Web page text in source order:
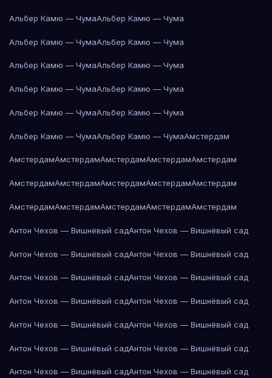
Альбер Камю — ЧумаАльбер Камю — Чума
Альбер Камю — ЧумаАльбер Камю — Чума
Альбер Камю — ЧумаАльбер Камю — Чума
Альбер Камю — ЧумаАльбер Камю — Чума
Альбер Камю — ЧумаАльбер Камю — Чума
Альбер Камю — ЧумаАльбер Камю — ЧумаАмстердам
АмстердамАмстердамАмстердамАмстердамАмстердам
АмстердамАмстердамАмстердамАмстердамАмстердам
АмстердамАмстердамАмстердамАмстердамАмстердам
Антон Чехов — Вишнёвый садАнтон Чехов — Вишнёвый сад
Антон Чехов — Вишнёвый садАнтон Чехов — Вишнёвый сад
Антон Чехов — Вишнёвый садАнтон Чехов — Вишнёвый сад
Антон Чехов — Вишнёвый садАнтон Чехов — Вишнёвый сад
Антон Чехов — Вишнёвый садАнтон Чехов — Вишнёвый сад
Антон Чехов — Вишнёвый садАнтон Чехов — Вишнёвый сад
Антон Чехов — Вишнёвый садАнтон Чехов — Вишнёвый сад